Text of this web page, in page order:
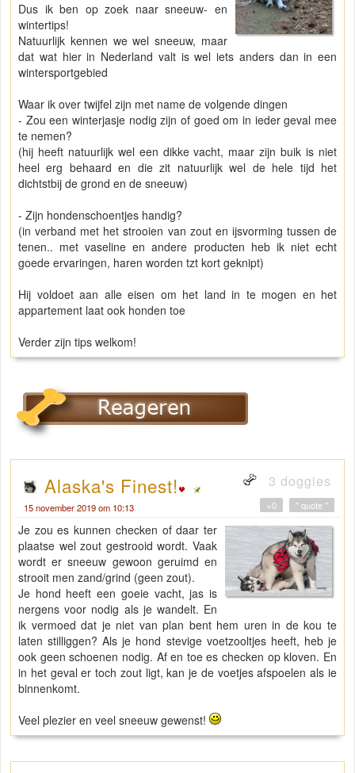
Dus ik ben op zoek naar sneeuw- en
wintertips!
Natuurlijk kennen we wel sneeuw, maar
dat wat hier in Nederland valt is wel iets anders dan in een
wintersportgebied
Waar ik over twijfel zijn met name de volgende dingen
- Zou een winterjasje nodig zijn of goed om in ieder geval mee
te nemen?
(hij heeft natuurlijk wel een dikke vacht, maar zijn buik is niet
heel erg behaard en die zit natuurlijk wel de hele tijd het
dichtstbij de grond en de sneeuw)
- Zijn hondenschoentjes handig?
(in verband met het strooien van zout en ijsvorming tussen de
tenen.. met vaseline en andere producten heb ik niet echt
goede ervaringen, haren worden tzt kort geknipt)
Hij voldoet aan alle eisen om het land in te mogen en het
appartement laat ook honden toe
Verder zijn tips welkom!
Alaska's Finest! 3 doggies
15 november 2019 om 10:13 " quote "
+0
Je zou es kunnen checken of daar ter
plaatse wel zout gestrooid wordt. Vaak
wordt er sneeuw gewoon geruimd en
strooit men zand/grind (geen zout).
Je hond heeft een goeie vacht, jas is
nergens voor nodig als je wandelt. En
ik vermoed dat je niet van plan bent hem uren in de kou te
laten stilliggen? Als je hond stevige voetzooltjes heeft, heb je
ook geen schoenen nodig. Af en toe es checken op kloven. En
in het geval er toch zout ligt, kan je de voetjes afspoelen als ie
binnenkomt.
Veel plezier en veel sneeuw gewenst!